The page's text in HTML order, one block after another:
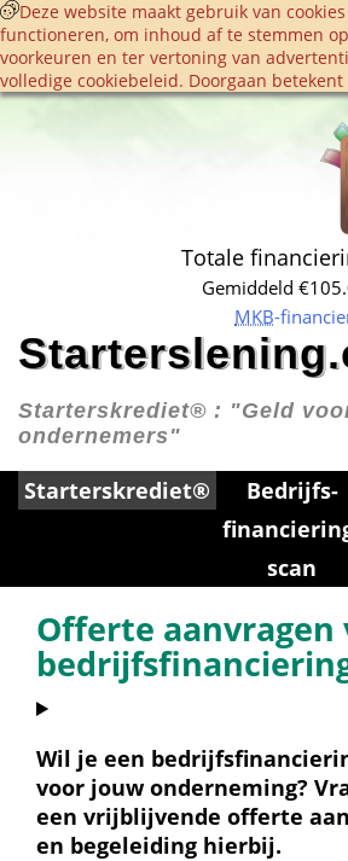
Deze website maakt gebruik van
functioneren, om inhoud af te stemmen
voorkeuren en ter vertoning van
volledige cookie­beleid. Doorgaan betekent
Totale
Gemiddeld
MKB-
Starterskrediet® : "Geld
ondernemers"
Starterskrediet®
Bedrijfs­
scan
Offerte aanvragen
Wil je een
voor jouw onderneming?
een vrijblijvende offerte
en begeleiding hierbij.